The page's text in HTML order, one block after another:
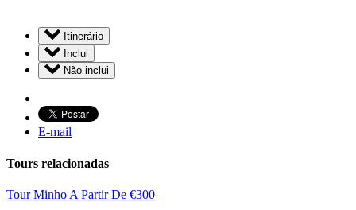
Itinerário
Inclui
Não inclui
E-mail
Tours relacionadas
Tour Minho A Partir De €300